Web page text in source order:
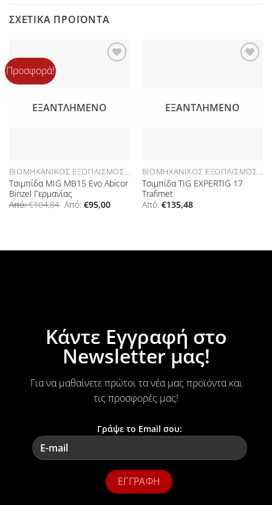
ΣΧΕΤΙΚΆ ΠΡΟΪΌΝΤΑ
Προσφορά!
ΕΞΑΝΤΛΗΜΈΝΟ
ΒΙΟΜΗΧΑΝΙΚΌΣ ΕΞΟΠΛΙΣΜΌΣ ΑΝΑΛΏΣΙΜΑ
Τσιμπίδα MIG MB15 Εvo Abicor
Binzel Γερμανίας
Από:€104,84 Από: €95,00
ΕΞΑΝΤΛΗΜΈΝΟ
ΒΙΟΜΗΧΑΝΙΚΌΣ ΕΞΟΠΛΙΣΜΌΣ ΑΝΑΛΏΣΙΜΑ
Τσιμπίδα TIG EXPERTIG 17
Trafimet
Από: €135,48
Κάντε Εγγραφή στο
Newsletter μας!
Για να μαθαίνετε πρώτοι τα νέα μας προϊόντα και
τις προσφορές μας!
Γράψε το Email σου: